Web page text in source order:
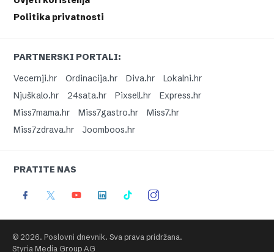
Politika privatnosti
PARTNERSKI PORTALI:
Vecernji.hr
Ordinacija.hr Diva.hr
Lokalni.hr
Njuškalo.hr
24sata.hr Pixsell.hr
Express.hr
Miss7mama.hr
Miss7gastro.hr
Miss7.hr
Miss7zdrava.hr
Joomboos.hr
PRATITE NAS
© 2026. Poslovni dnevnik. Sva prava pridržana.
Styria Media Group AG